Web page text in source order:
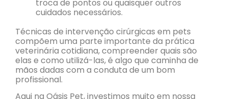
troca de pontos ou quaisquer outros
cuidados necessários.
Técnicas de intervenção cirúrgicas em pets
compõem uma parte importante da prática
veterinária cotidiana, compreender quais são
elas e como utilizá-las, é algo que caminha de
mãos dadas com a conduta de um bom
profissional.
Aqui na Oásis Pet, investimos muito em nossa